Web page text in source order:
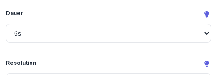
Dauer
Resolution